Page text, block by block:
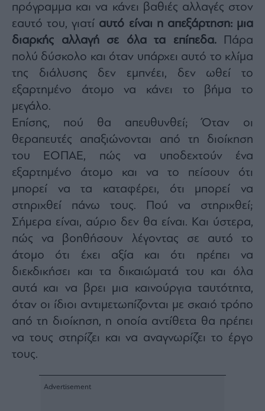
πρόγραμμα και να κάνει βαθιές αλλαγές στον
εαυτό του, γιατί αυτό είναι η απεξάρτηση: μια
διαρκής αλλαγή σε όλα τα επίπεδα.Πάρα
πολύ δύσκολο και όταν υπάρχει αυτό το κλίμα
της διάλυσης δεν εμπνέει, δεν ωθεί το
εξαρτημένο άτομο να κάνει το βήμα το
μεγάλο.
Επίσης, πού θα απευθυνθεί; Όταν οι
θεραπευτές απαξιώνονται από τη διοίκηση
του ΕΟΠΑΕ, πώς να υποδεχτούν ένα
εξαρτημένο άτομο και να το πείσουν ότι
μπορεί να τα καταφέρει, ότι μπορεί να
στηριχθεί πάνω τους. Πού να στηριχθεί;
Σήμερα είναι, αύριο δεν θα είναι. Και ύστερα,
πώς να βοηθήσουν λέγοντας σε αυτό το
άτομο ότι έχει αξία και ότι πρέπει να
διεκδικήσει και τα δικαιώματά του και όλα
αυτά και να βρει μια καινούργια ταυτότητα,
όταν οι ίδιοι αντιμετωπίζονται με σκαιό τρόπο
από τη διοίκηση, η οποία αντίθετα θα πρέπει
να τους στηρίζει και να αναγνωρίζει το έργο
τους.